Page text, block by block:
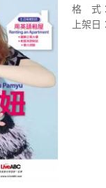
格
式：
上架日：